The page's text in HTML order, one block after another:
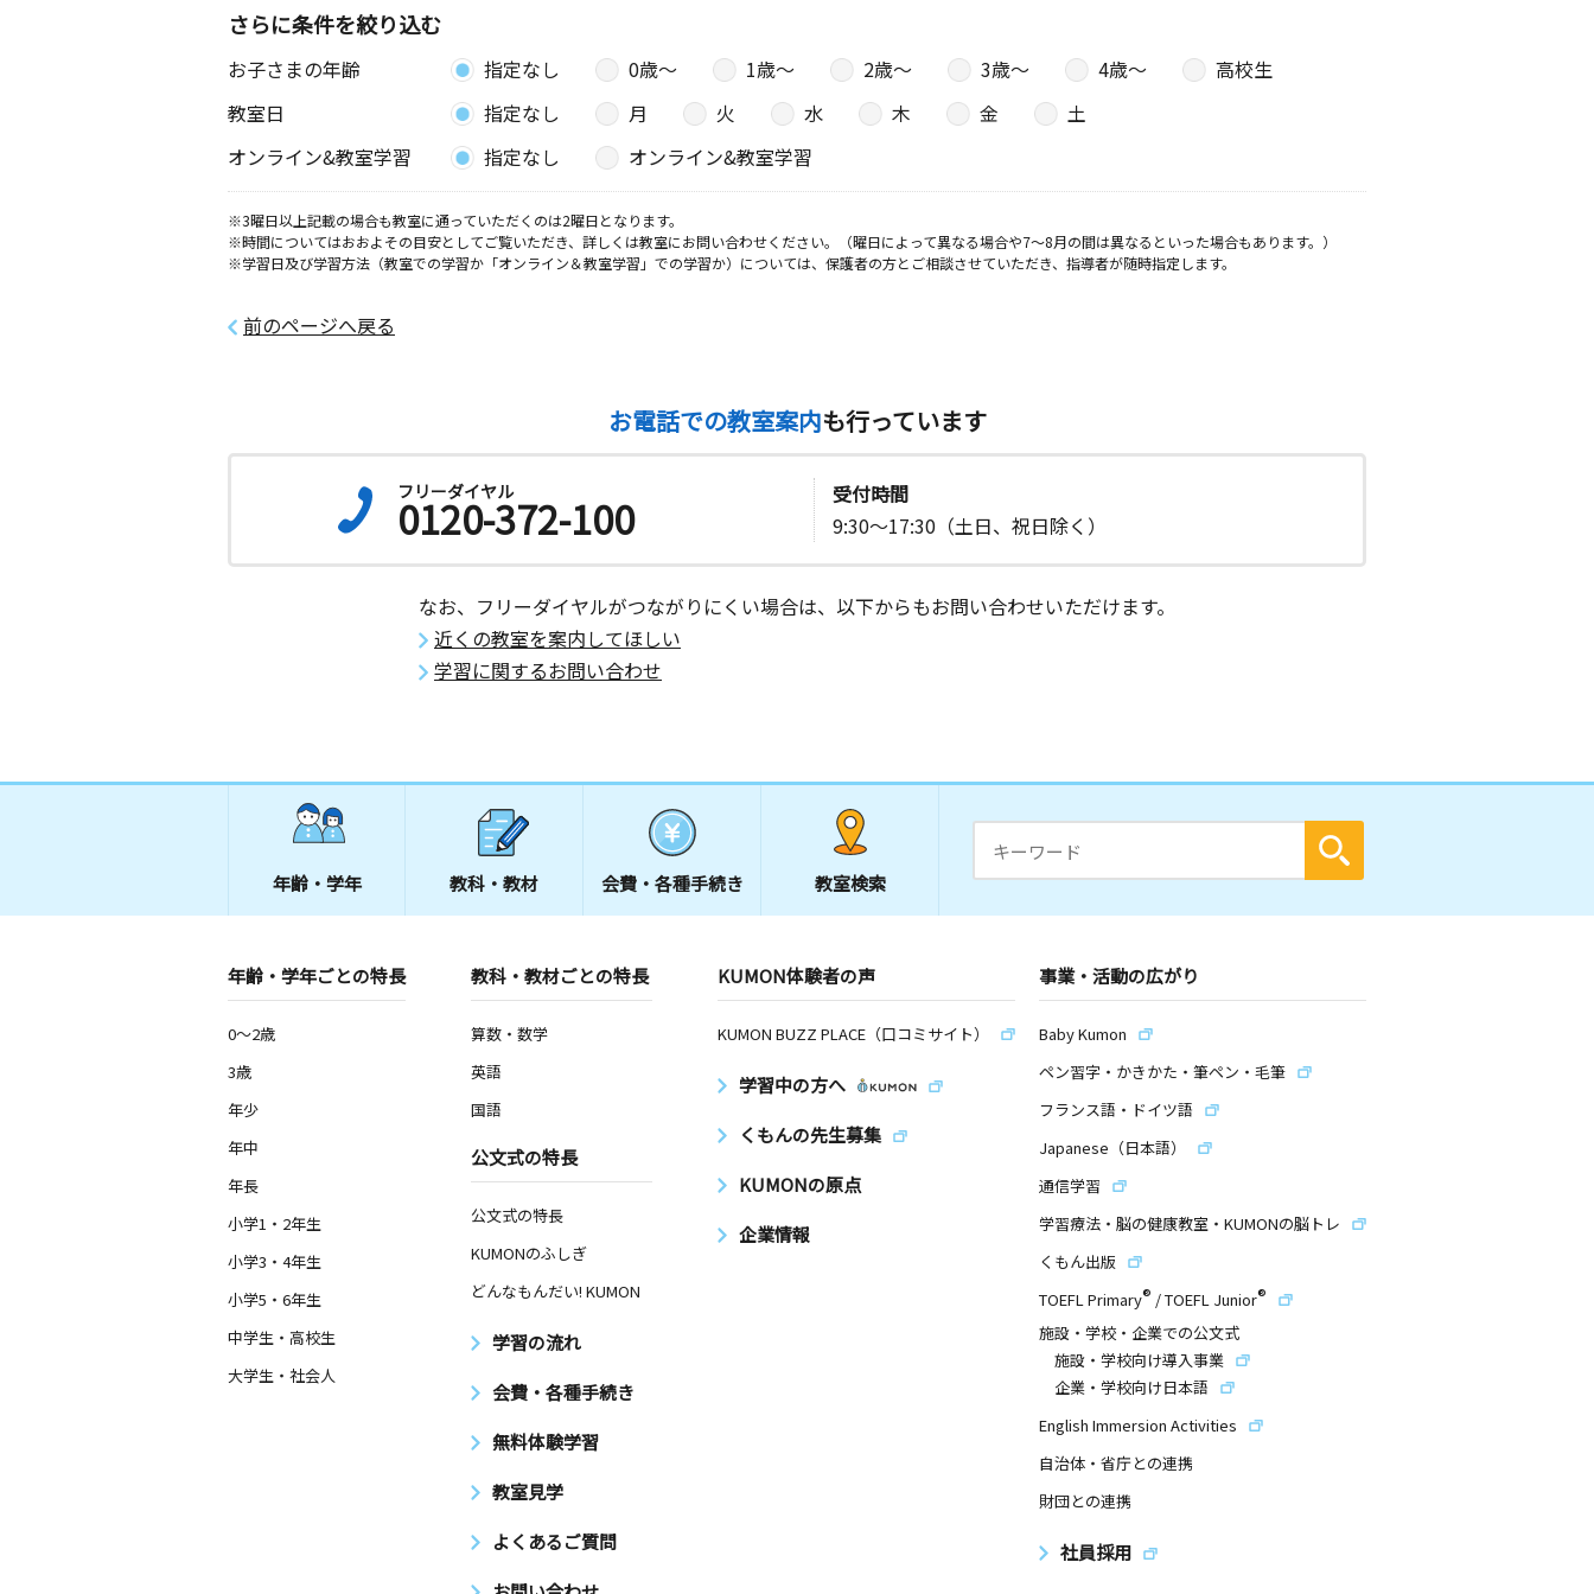
さらに条件を絞り込む
お子さまの年齢 指定なし 0歳〜 1歳〜 2歳〜 3歳〜 4歳〜
高校生
教室日
指定なし 月 火 水 木 金
土
オンライン&教室学習
指定なし オンライン&教室学習
※3曜日以上記載の場合も教室に通っていただくのは2曜日となります。
※時間についてはおおよその目安としてご覧いただき、詳しくは教室にお問い合わせください。（曜日によって異なる場合や7～8月の間は異なるといった場合もあります。）
※学習日及び学習方法（教室での学習か「オンライン＆教室学習」での学習か）については、保護者の方とご相談させていただき、指導者が随時指定します。
前のページへ戻る
お電話での教室案内も行っています
フリーダイヤル
0120-372-100
受付時間
9:30～17:30（土日、祝日除く）
なお、フリーダイヤルがつながりにくい場合は、以下からもお問い合わせいただけます。
近くの教室を案内してほしい
学習に関するお問い合わせ
年齢・学年 教科・教材 会費・ 各種手続き 教室検索
年齢・学年ごとの特長
0～2歳
3歳
年少
年中
年長
小学1・2年生
小学3・4年生
小学5・6年生
中学生・高校生
大学生・社会人
教科・教材ごとの特長
算数・数学
英語
国語
公文式の特長
公文式の特長
KUMONのふしぎ
どんなもんだい! KUMON
学習の流れ
会費・各種手続き
無料体験学習
教室見学
よくあるご質問
KUMON体験者の声
KUMON BUZZ PLACE（口コミサイト）
学習中の方へ
くもんの先生募集
KUMONの原点
企業情報
事業・活動の広がり
Baby Kumon
ペン習字・かきかた・筆ペン・毛筆
フランス語・ドイツ語
Japanese（日本語）
通信学習
学習療法・脳の健康教室・KUMONの脳トレ
くもん出版
TOEFL Primary® /TOEFL Junior®
施設・学校・企業での公文式
施設・学校向け導入事業
企業・学校向け日本語
English Immersion Activities
自治体・省庁との連携
財団との連携
社員採用